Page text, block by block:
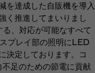
を達成した自販機を導入
く推進してまいりまし
、対応が可能なすべて
プレイ部の照明にLED
決定しております。コ
足のための節電に貢献